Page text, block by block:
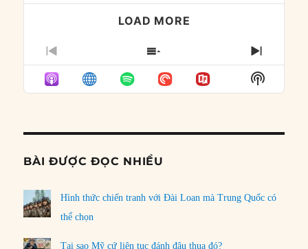
LOAD MORE
PREVIOUS
EPISODE
SHOW
EPISODES
LIST
NEXT
Show
Podcast
BÀI ĐƯỢC ĐỌC NHIỀU
Hình thức chiến tranh với Đài Loan mà Trung Quốc có
thể chọn
Tại sao Mỹ cứ liên tục đánh đâu thua đó?